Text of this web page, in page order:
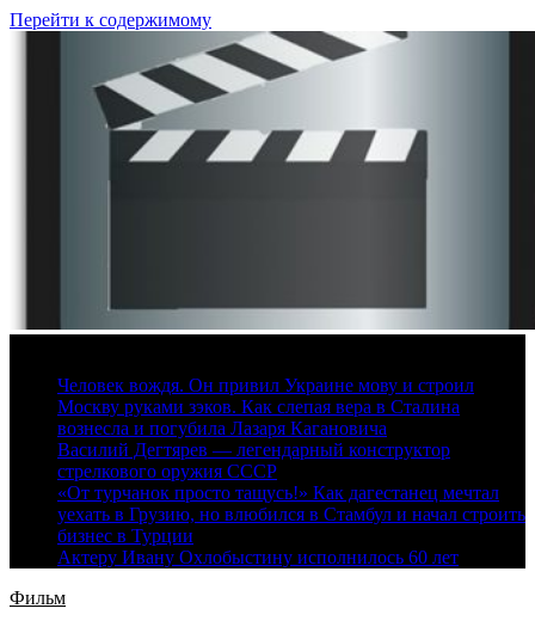
Перейти к содержимому
Человек вождя. Он привил Украине мову и строил
Москву руками зэков. Как слепая вера в Сталина
вознесла и погубила Лазаря Кагановича
Василий Дегтярев — легендарный конструктор
стрелкового оружия СССР
«От турчанок просто тащусь!» Как дагестанец мечтал
уехать в Грузию, но влюбился в Стамбул и начал строить
бизнес в Турции
Актеру Ивану Охлобыстину исполнилось 60 лет
Фильм